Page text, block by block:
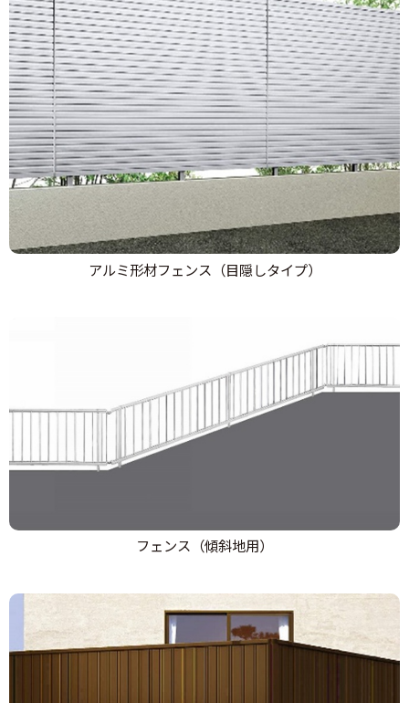
アルミ形材フェンス（目隠しタイプ）
フェンス（傾斜地用）